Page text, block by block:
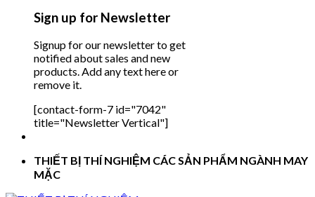
Sign up for Newsletter
Signup for our newsletter to get
notified about sales and new
products. Add any text here or
remove it.
[contact-form-7 id="7042"
title="Newsletter Vertical"]
THIẾT BỊ THÍ NGHIỆM CÁC SẢN PHẨM NGÀNH MAY
MẶC